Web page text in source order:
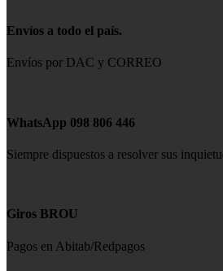
Envíos a todo el país.
Envíos por DAC y CORREO
WhatsApp 098 806 446
Siempre dispuestos a resolver sus
Giros BROU
Pagos en Abitab/Redpagos